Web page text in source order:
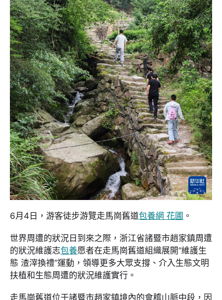
6月4日，游客徒步游覽走馬崗舊道包養網 花圃 。
世界周遭的狀況日到來之際，浙江省諸暨市趙家鎮周遭
的狀況維護志包養愿者在走馬崗舊道組織展開“維護生
態 渣滓換禮”運動，領導更多大眾支撐、介入生態文明
扶植和生態周遭的狀況維護實行。
走馬崗舊道位于諸暨市趙家鎮境內的會稽山脈中段，因